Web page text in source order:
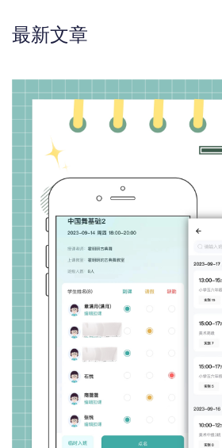
最新文章